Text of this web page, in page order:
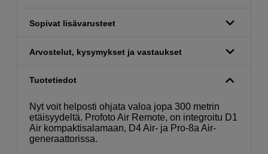
Sopivat lisävarusteet
Arvostelut, kysymykset ja vastaukset
Tuotetiedot
Nyt voit helposti ohjata valoa jopa 300 metrin
etäisyydeltä. Profoto Air Remote, on integroitu D1
Air kompaktisalamaan, D4 Air- ja Pro-8a Air-
generaattorissa.